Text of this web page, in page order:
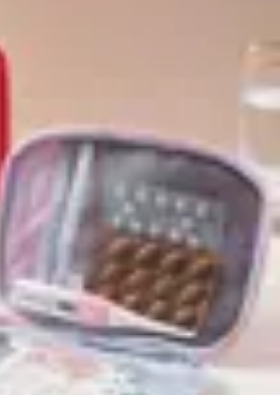
et
et Budget